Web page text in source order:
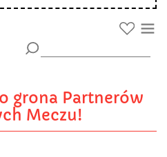
grona Partnerów
Meczu!